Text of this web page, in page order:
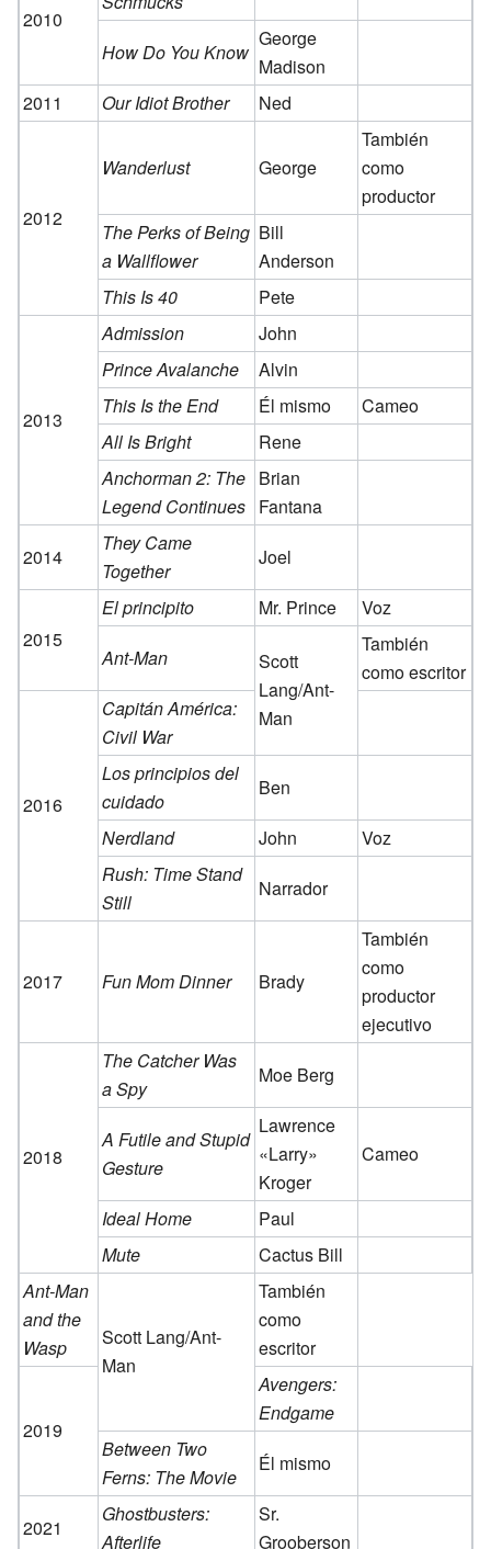
2010
How Do You Know
George
Madison
2011
Our Idiot Brother Ned
2012
Wanderlust George
También
como
productor
The Perks of Being
a Wallflower
Bill
Anderson
This Is 40
Pete
2013
Admission
John
Prince Avalanche
Alvin
This Is the End
Él mismo
Cameo
All Is Bright
Rene
Anchorman 2: The
Legend Continues
Brian
Fantana
2014
They Came
Together
Joel
2015
El principito Mr. Prince
Voz
Ant-Man
Scott
Lang/Ant-
Man
También
como escritor
2016
Capitán América:
Civil War
Los principios del
cuidado
Ben
Nerdland
John
Voz
Rush: Time Stand
Still
Narrador
2017 Fun Mom Dinner Brady
También
como
productor
ejecutivo
2018
The Catcher Was
a Spy
Moe Berg
A Futile and Stupid
Gesture
Lawrence
«Larry»
Kroger
Cameo
Ideal Home
Paul
Mute
Cactus Bill
Ant-Man
and the
Wasp
Scott Lang/Ant-
Man
También
como
escritor
2019
Avengers:
Endgame
Between Two
Ferns: The Movie
Él mismo
2021
Ghostbusters:
Afterlife
Sr.
Grooberson